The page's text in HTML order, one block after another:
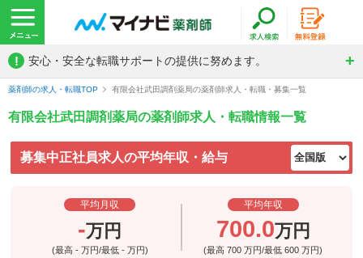
! 安心・安全な転職サポートの提供に努めます。
薬剤師の求人・転職TOP 有限会社武田調剤薬局の薬剤師求人・転職・募集一覧
有限会社武田調剤薬局の薬剤師求人・転職情報一覧
募集中正社員求人の平均年収・給与
平均月収
-万円
(最高 - 万円/最低 - 万円)
平均年収
700.0万円
(最高700万円/最低600万円)